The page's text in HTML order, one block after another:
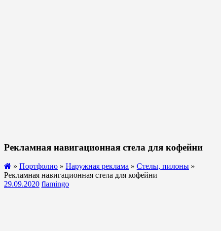
Рекламная навигационная стела для кофейни
» Портфолио » Наружная реклама » Стелы, пилоны »
Рекламная навигационная стела для кофейни
29.09.2020 flamingo